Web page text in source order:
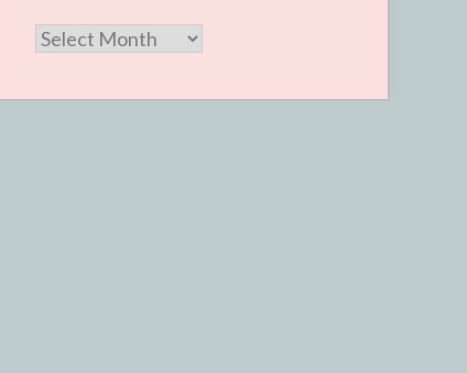
Archive